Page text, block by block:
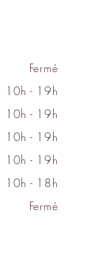
Fermé
10h - 19h
10h - 19h
10h - 19h
10h - 19h
10h - 18h
Fermé